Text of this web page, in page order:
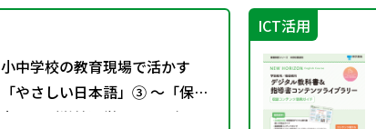
小中学校の教育現場で活かす
「やさしい日本語」③ ～「保護
者への（学校運営としての）や
ICT活用